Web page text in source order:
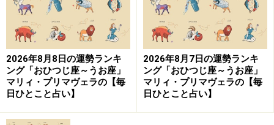
＞【今週の運勢】はこちら
＞【2024年上半期の運勢】はこちら
おうし座（4月20日～5月20日生まれ）
2026年8月8日の運勢ランキ
ング「おひつじ座～うお座」
マリィ・プリマヴェラの【毎
日ひとこと占い】
2026年8月7日の運勢ランキ
ング「おひつじ座～うお座」
マリィ・プリマヴェラの【毎
日ひとこと占い】